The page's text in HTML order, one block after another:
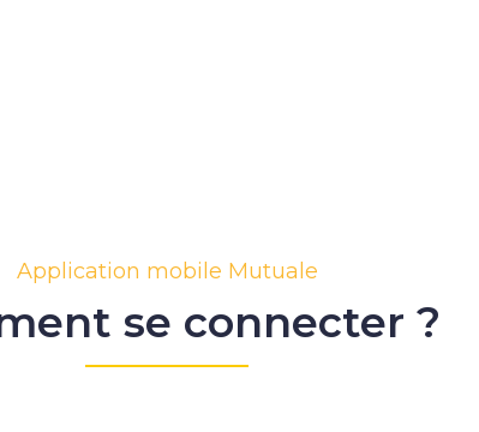
Application mobile Mutuale
se connecter ?